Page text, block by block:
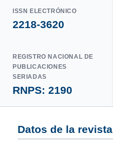
ISSN ELECTRÓNICO
2218-3620
REGISTRO NACIONAL DE
PUBLICACIONES
SERIADAS
RNPS: 2190
Datos de la revista